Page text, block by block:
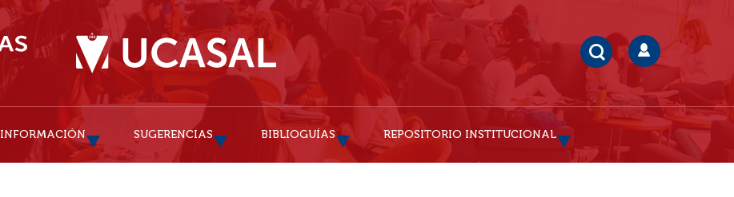
INFORMACIÓN SUGERENCIAS BIBLIOGUÍAS REPOSITORIO INSTITUCIONAL